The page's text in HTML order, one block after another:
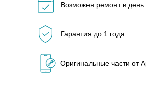
Возможен ремонт в
Гарантия до 1 года
Оригинальные части от